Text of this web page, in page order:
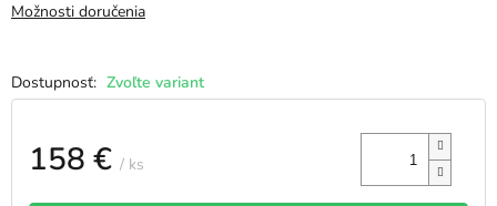
Zvoľte variant
Možnosti doručenia
158 € / ks